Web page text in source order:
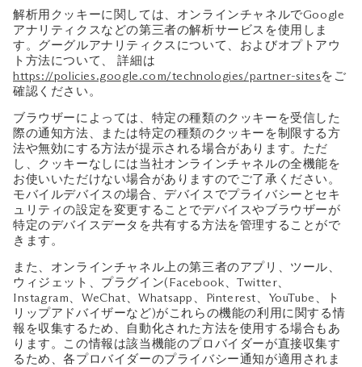
解析用クッキーに関しては、オンラインチャネルでGoogle
アナリティクスなどの第三者の解析サービスを使用しま
す。グーグルアナリティクスについて、およびオプトアウ
ト方法について、 詳細は
https://policies.google.com/technologies/partner-sites をご
確認ください。
ブラウザーによっては、特定の種類のクッキーを受信した
際の通知方法、または特定の種類のクッキーを制限する方
法や無効にする方法が提示される場合があります。ただ
し、クッキーなしには当社オンラインチャネルの全機能を
お使いいただけない場合がありますのでご了承ください。
モバイルデバイスの場合、デバイスでプライバシーとセキ
ュリティの設定を変更することでデバイスやブラウザーが
特定のデバイスデータを共有する方法を管理することがで
きます。
また、オンラインチャネル上の第三者のアプリ、ツール、
ウィジェット、プラグイン(Facebook、Twitter、
Instagram、WeChat、Whatsapp、Pinterest、YouTube、ト
リップアドバイザーなど)がこれらの機能の利用に関する情
報を収集するため、自動化された方法を使用する場合もあ
ります。この情報は該当機能のプロバイダーが直接収集す
るため、各プロバイダーのプライバシー通知が適用されま